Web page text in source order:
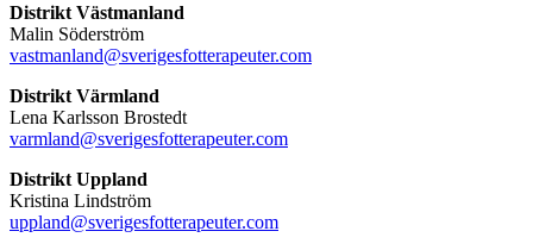
Distrikt Västmanland
Malin Söderström
vastmanland@sverigesfotterapeuter.com
Distrikt Värmland
Lena Karlsson Brostedt
varmland@sverigesfotterapeuter.com
Distrikt Uppland
Kristina Lindström
uppland@sverigesfotterapeuter.com